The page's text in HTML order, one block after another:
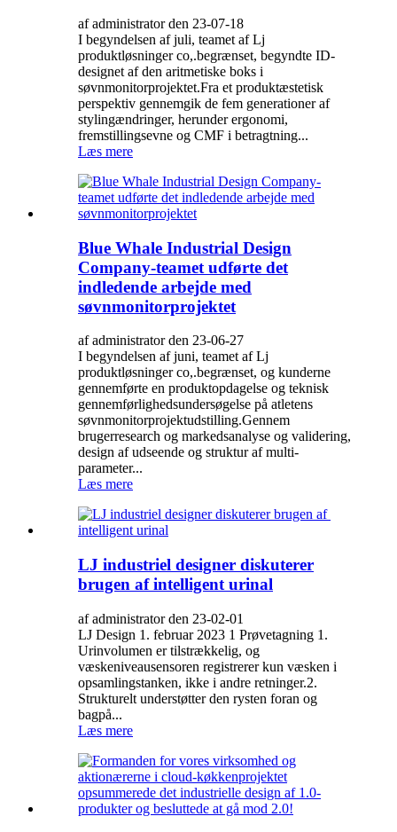
af administrator den 23-07-18
I begyndelsen af ​​juli, teamet af Lj
produktløsninger co,.begrænset, begyndte ID-
designet af den aritmetiske boks i
søvnmonitorprojektet.Fra et produktæstetisk
perspektiv gennemgik de fem generationer af
stylingændringer, herunder ergonomi,
fremstillingsevne og CMF i betragtning...
Læs mere
Blue Whale Industrial Design
Company-teamet udførte det
indledende arbejde med
søvnmonitorprojektet
af administrator den 23-06-27
I begyndelsen af ​​juni, teamet af Lj
produktløsninger co,.begrænset, og kunderne
gennemførte en produktopdagelse og teknisk
gennemførlighedsundersøgelse på atletens
søvnmonitorprojektudstilling.Gennem
brugerresearch og markedsanalyse og validering,
design af udseende og struktur af multi-
parameter...
Læs mere
LJ industriel designer diskuterer
brugen af ​​intelligent urinal
af administrator den 23-02-01
LJ Design 1. februar 2023 1 Prøvetagning 1.
Urinvolumen er tilstrækkelig, og
væskeniveausensoren registrerer kun væsken i
opsamlingstanken, ikke i andre retninger.2.
Strukturelt understøtter den rysten foran og
bagpå...
Læs mere